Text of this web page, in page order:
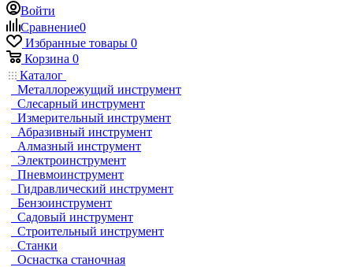
Войти
Сравнение0
Избранные товары 0
Корзина 0
Каталог
Металлорежущий инструмент
Слесарный инструмент
Измерительный инструмент
Абразивный инструмент
Алмазный инструмент
Электроинструмент
Пневмоинструмент
Гидравлический инструмент
Бензоинструмент
Садовый инструмент
Строительный инструмент
Станки
Оснастка станочная